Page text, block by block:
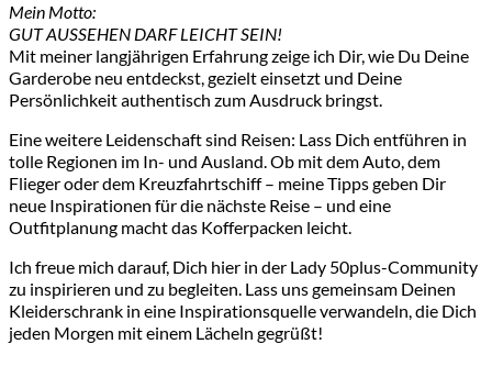
Mein Motto:
GUT AUSSEHEN DARF LEICHT SEIN!
Mit meiner langjährigen Erfahrung zeige ich Dir, wie Du Deine
Garderobe neu entdeckst, gezielt einsetzt und Deine
Persönlichkeit authentisch zum Ausdruck bringst.
Eine weitere Leidenschaft sind Reisen: Lass Dich entführen in
tolle Regionen im In- und Ausland. Ob mit dem Auto, dem
Flieger oder dem Kreuzfahrtschiff – meine Tipps geben Dir
neue Inspirationen für die nächste Reise – und eine
Outfitplanung macht das Kofferpacken leicht.
Ich freue mich darauf, Dich hier in der Lady 50plus-Community
zu inspirieren und zu begleiten. Lass uns gemeinsam Deinen
Kleiderschrank in eine Inspirationsquelle verwandeln, die Dich
jeden Morgen mit einem Lächeln gegrüßt!